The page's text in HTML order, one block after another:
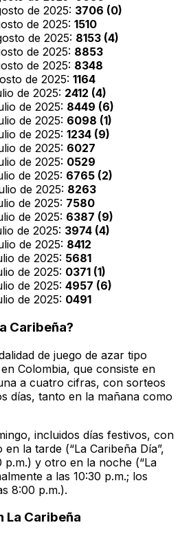
de 2025: 3706 (0)
de 2025: 1510
de 2025: 8153 (4)
de 2025: 8853
de 2025: 8348
de 2025: 1164
de 2025: 2412 (4)
de 2025: 8449 (6)
de 2025: 6098 (1)
de 2025: 1234 (9)
de 2025: 6027
de 2025: 0529
de 2025: 6765 (2)
de 2025: 8263
de 2025: 7580
de 2025: 6387 (9)
de 2025: 3974 (4)
de 2025: 8412
de 2025: 5681
de 2025: 0371 (1)
de 2025: 4957 (6)
de 2025: 0491
Caribeña?
de juego de azar tipo
Colombia, que consiste en
a cuatro cifras, con sorteos
días, tanto en la mañana como
incluidos días festivos, con
la tarde (“La Caribeña Día”,
p.m.) y otro en la noche (“La
a las 10:30 p.m.; los
8:00 p.m.).
La Caribeña